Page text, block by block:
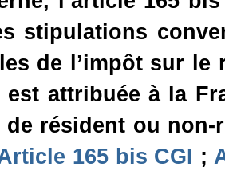
stipulations
de l’impôt sur le
est attribuée à la
résident ou
165 bis CGI ;